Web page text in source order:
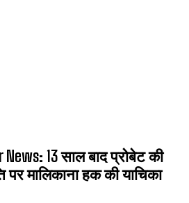
News: 13 साल बाद प्रोबेट की
पर मालिकाना हक की याचिका